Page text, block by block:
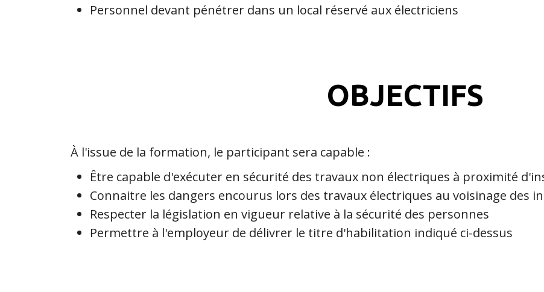
Personnel devant pénétrer dans un local réservé aux électriciens
OBJECTIFS
À l'issue de la formation, le participant sera capable :
Être capable d'exécuter en sécurité des travaux non électriques à proximité
Connaitre les dangers encourus lors des travaux électriques au voisinage des
Respecter la législation en vigueur relative à la sécurité des personnes
Permettre à l'employeur de délivrer le titre d'habilitation indiqué ci-dessus